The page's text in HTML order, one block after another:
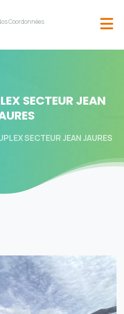
Coordonnées
SECTEUR JEAN
SECTEUR JEAN JAURES